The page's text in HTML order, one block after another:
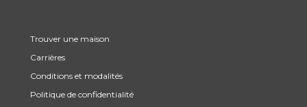
Trouver une maison
Carrières
Conditions et modalités
Politique de confidentialité